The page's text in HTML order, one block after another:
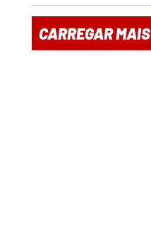
CARREGAR MAIS